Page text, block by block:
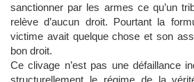
sanctionner par les armes ce qu’un
relève d’aucun droit. Pourtant la
victime avait quelque chose et son
bon droit.
Ce clivage n’est pas une défaillance
structurellement le régime de la